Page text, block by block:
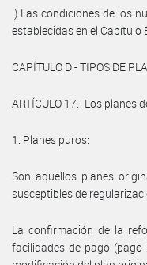
i) Las condiciones de los
establecidas en el Capítulo
CAPÍTULO D - TIPOS DE
ARTÍCULO 17.- Los
1. Planes puros:
Son aquellos planes
susceptibles de
La confirmación de la
facilidades de pago